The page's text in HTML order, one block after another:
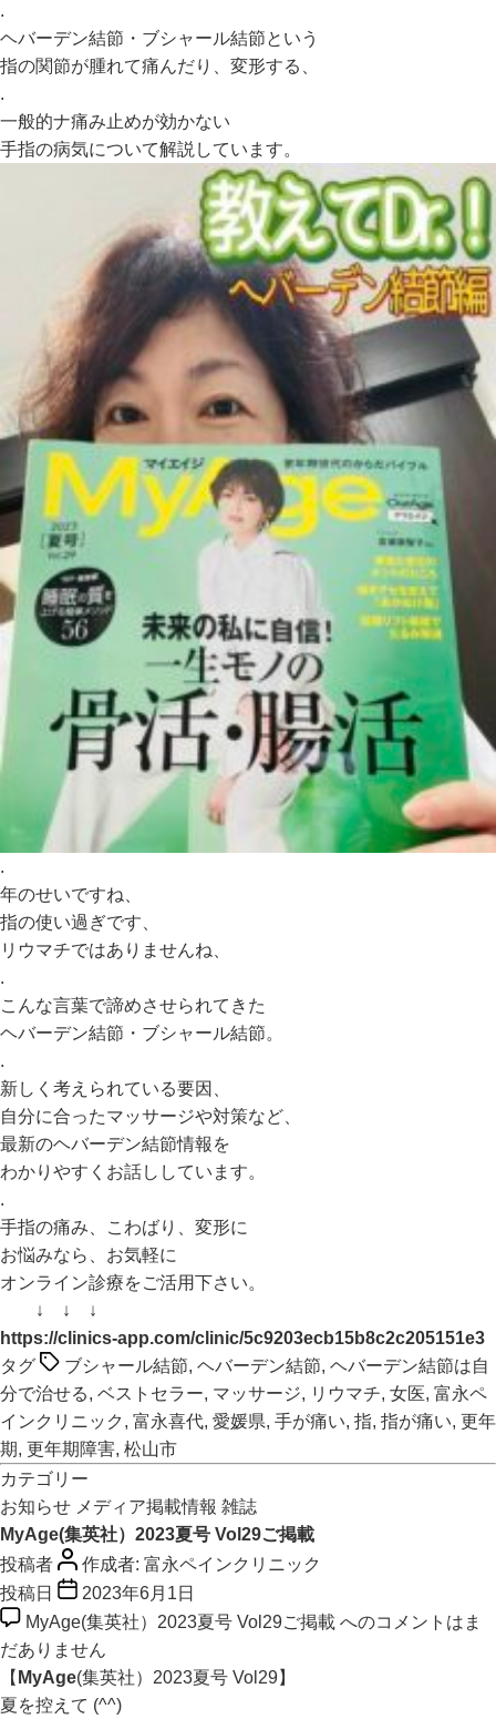
.
ヘバーデン結節・ブシャール結節という
指の関節が腫れて痛んだり、変形する、
.
一般的ナ痛み止めが効かない
手指の病気について解説しています。
.
年のせいですね、
指の使い過ぎです、
リウマチではありませんね、
.
こんな言葉で諦めさせられてきた
ヘバーデン結節・ブシャール結節。
.
新しく考えられている要因、
自分に合ったマッサージや対策など、
最新のヘバーデン結節情報を
わかりやすくお話ししています。
.
手指の痛み、こわばり、変形に
お悩みなら、お気軽に
オンライン診療をご活用下さい。
↓ ↓ ↓
https://clinics-app.com/clinic/5c9203ecb15b8c2c205151e3
タグ
ブシャール結節, ヘバーデン結節, ヘバーデン結節は自
分で治せる, ベストセラー, マッサージ, リウマチ, 女医, 富永ペ
インクリニック , 富永喜代, 愛媛県, 手が痛い, 指, 指が痛い, 更年
期, 更年期障害, 松山市
カテゴリー
お知らせ メディア掲載情報 雑誌
MyAge(集英社）2023夏号 Vol29ご掲載
投稿者
作成者: 富永ペインクリニック
投稿日
2023年6月1日
MyAge(集英社）2023夏号 Vol29ご掲載 へのコメントはま
だありません
【 MyAge(集英社）2023夏号 Vol29】
夏を控えて (^^)